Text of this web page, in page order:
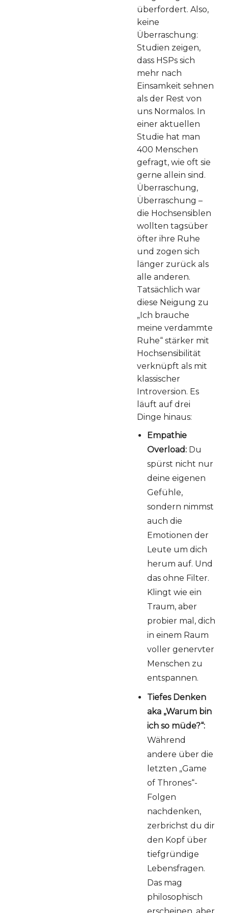
überfordert. Also,
keine
Überraschung:
Studien zeigen,
dass HSPs sich
mehr nach
Einsamkeit sehnen
als der Rest von
uns Normalos. In
einer aktuellen
Studie hat man
400 Menschen
gefragt, wie oft sie
gerne allein sind.
Überraschung,
Überraschung –
die Hochsensiblen
wollten tagsüber
öfter ihre Ruhe
und zogen sich
länger zurück als
alle anderen.
Tatsächlich war
diese Neigung zu
„Ich brauche
meine verdammte
Ruhe“ stärker mit
Hochsensibilität
verknüpft als mit
klassischer
Introversion. Es
läuft auf drei
Dinge hinaus:
Empathie
Overload: Du
spürst nicht nur
deine eigenen
Gefühle,
sondern nimmst
auch die
Emotionen der
Leute um dich
herum auf. Und
das ohne Filter.
Klingt wie ein
Traum, aber
probier mal, dich
in einem Raum
voller genervter
Menschen zu
entspannen.
Tiefes Denken
aka „Warum bin
ich so müde?“:
Während
andere über die
letzten „Game
of Thrones“-
Folgen
nachdenken,
zerbrichst du dir
den Kopf über
tiefgründige
Lebensfragen.
Das mag
philosophisch